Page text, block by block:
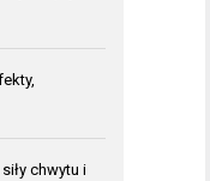
chwytu i